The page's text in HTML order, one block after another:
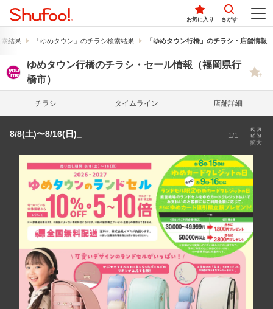
お気に入り さがす
結果 「ゆめタウン」のチラシ検索結果 「ゆめタウン行橋」のチラシ・店舗情報
ゆめタウン行橋のチラシ・セール情報（福岡県行
橋市）
チラシ タイム ライン 店舗詳細
8/8(土)〜8/16(日)_ 1/1
拡大